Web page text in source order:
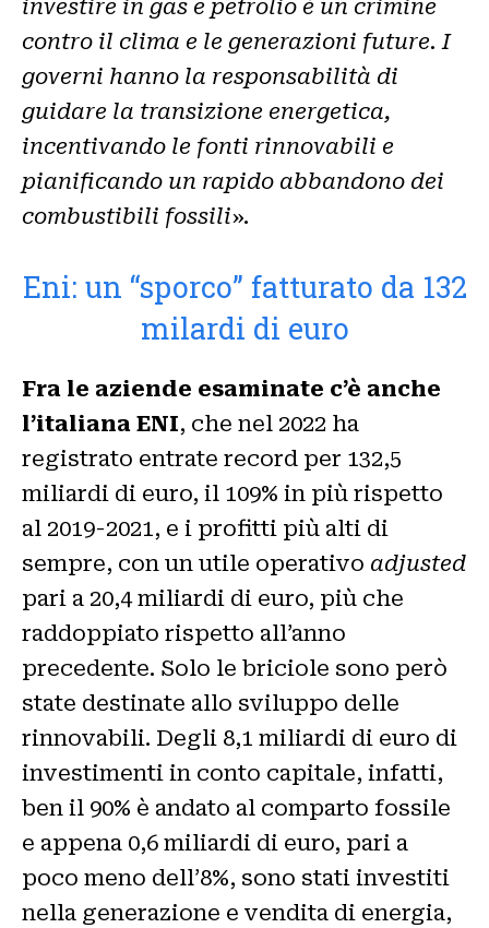
investire in gas e petrolio è un crimine
contro il clima e le generazioni future. I
governi hanno la responsabilità di
guidare la transizione energetica,
incentivando le fonti rinnovabili e
pianificando un rapido abbandono dei
combustibili fossili».
Eni: un “sporco” fatturato da 132
milardi di euro
Fra le aziende esaminate c’è anche
l’italiana ENI, che nel 2022 ha
registrato entrate record per 132,5
miliardi di euro, il 109% in più rispetto
al 2019-2021, e i profitti più alti di
sempre, con un utile operativo adjusted
pari a 20,4 miliardi di euro, più che
raddoppiato rispetto all’anno
precedente. Solo le briciole sono però
state destinate allo sviluppo delle
rinnovabili. Degli 8,1 miliardi di euro di
investimenti in conto capitale, infatti,
ben il 90% è andato al comparto fossile
e appena 0,6 miliardi di euro, pari a
poco meno dell’8%, sono stati investiti
nella generazione e vendita di energia,